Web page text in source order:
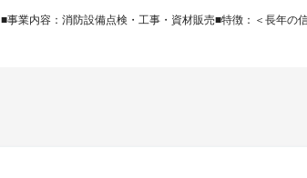
■事業内容：消防設備点検・工事・資材販売■特徴：＜長年の